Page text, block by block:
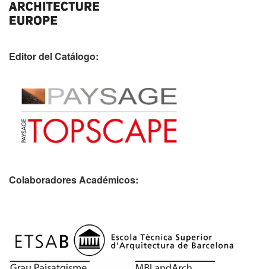
Editor del Catálogo:
Colaboradores Académicos: